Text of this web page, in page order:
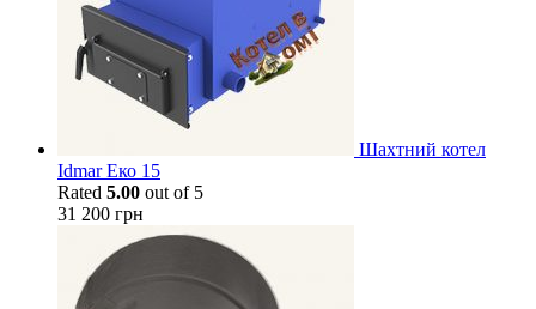
Шахтний котел
Idmar Еко 15
Rated 5.00 out of 5
31 200 грн